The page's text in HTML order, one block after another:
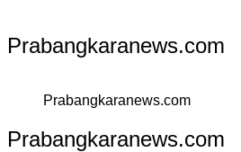
Prabangkaranews.com
Prabangkaranews.com
Prabangkaranews.com